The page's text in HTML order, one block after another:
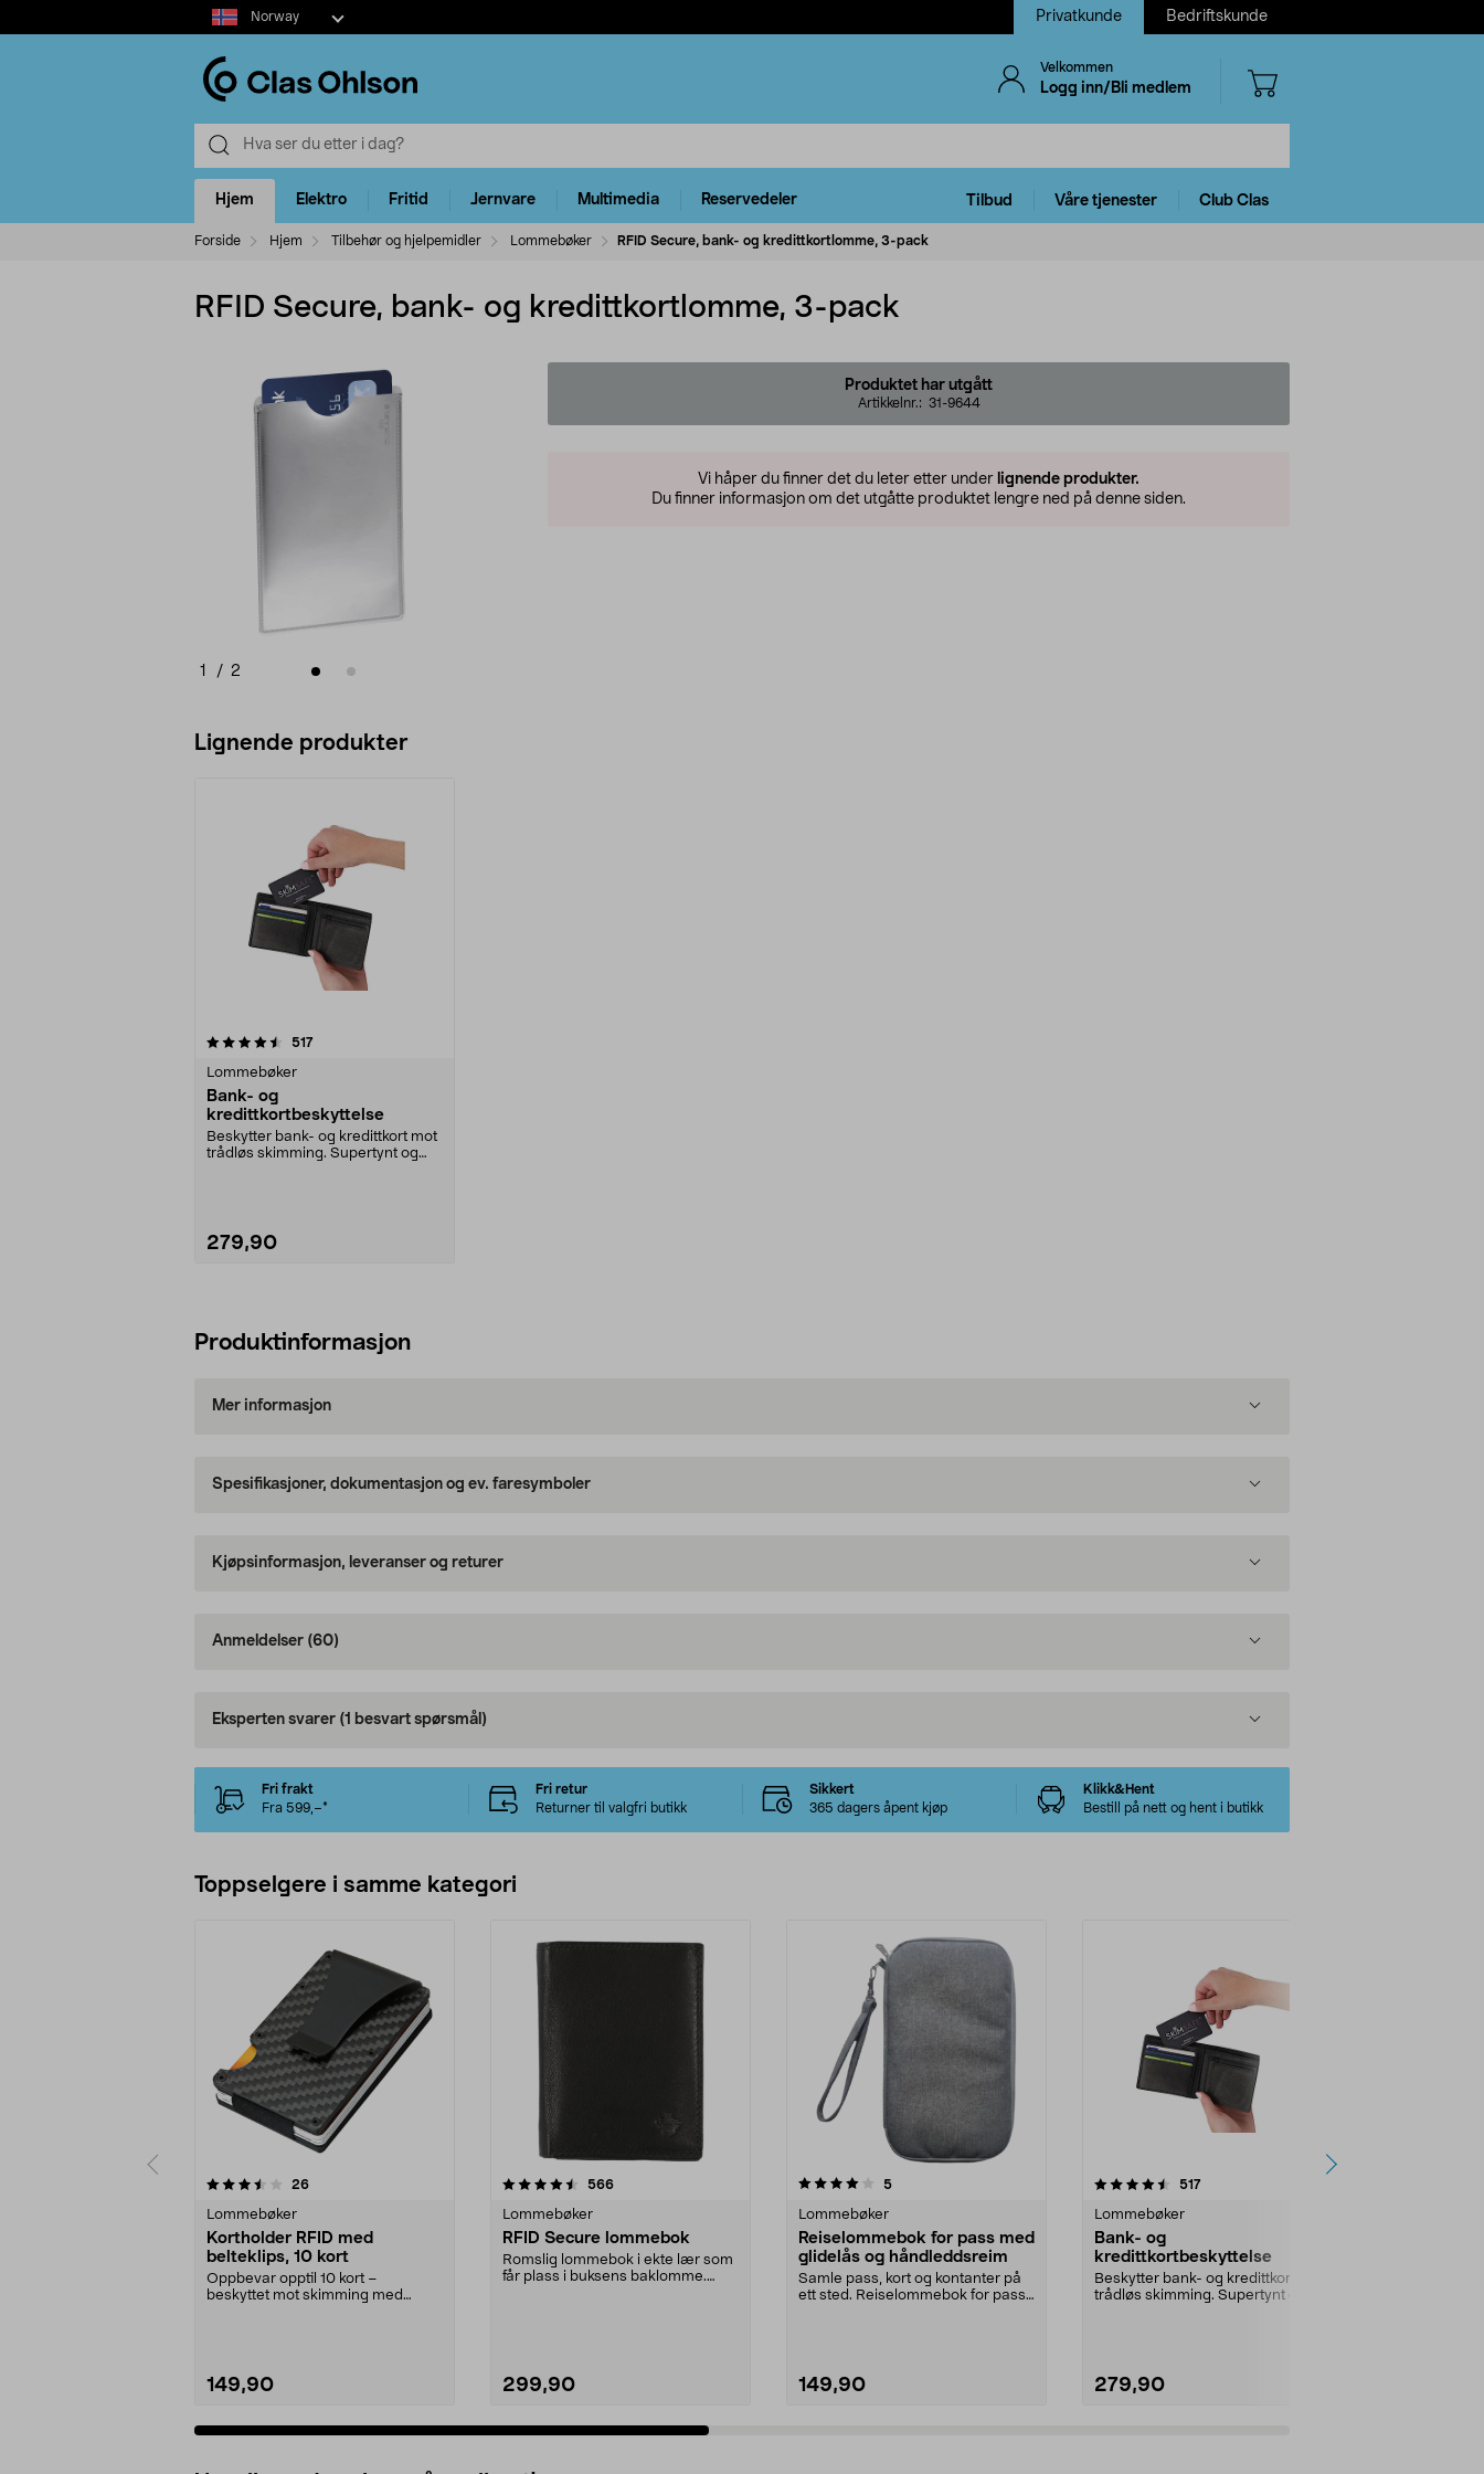
Select
market
Norway Privatkunde Bedriftskunde
Velkommen
Logg inn/Bli medlem
Hjem Elektro Fritid Jernvare Multimedia Reservedeler Tilbud Våre tjenester Club Clas
Forside Hjem Tilbehør og hjelpemidler Lommebøker RFID Secure, bank- og kredittkortlomme, 3-pack
RFID Secure, bank- og kredittkortlomme, 3-pack
1 / 2
Produktet har utgått
Artikkelnr.: 31-9644
Vi håper du finner det du leter etter under lignende produkter.
Du finner informasjon om det utgåtte produktet lengre ned på denne siden.
Lignende produkter
517anmeldelser
Lommebøker
Bank- og
kredittkortbeskyttelse
Beskytter bank- og kredittkort mot
trådløs skimming. Supertynt og
279,90
Produktinformasjon
Mer informasjon
Spesifikasjoner, dokumentasjon og ev. faresymboler
Kjøpsinformasjon, leveranser og returer
Anmeldelser (60)
Eksperten svarer (1 besvart spørsmål)
Fri frakt
Fra 599,–*
Fri retur
Returner til valgfri butikk
Sikkert
365 dagers åpent kjøp
Klikk&Hent
Bestill på nett og hent i butikk
Toppselgere i samme kategori
26anmeldelser
Lommebøker
Kortholder RFID med
belteklips, 10 kort
Oppbevar opptil 10 kort –
beskyttet mot skimming med
149,90
4.5 av 5 stjerner 566anmeldelser
Lommebøker
RFID Secure lommebok
Romslig lommebok i ekte lær som
får plass i buksens baklomme.
299,90
4.0 av 5 stjerner 5anmeldelser
Lommebøker
Reiselommebok for pass med
glidelås og håndleddsreim
Samle pass, kort og kontanter på
ett sted. Reiselommebok for pass,
149,90
4.5 av 5 stjerner 517anmeldelser
Lommebøker
Bank- og
kredittkortbeskyttelse
Beskytter bank- og kredittkort mot
trådløs skimming. Supertynt og
279,90
4.5 av 5 stjerner